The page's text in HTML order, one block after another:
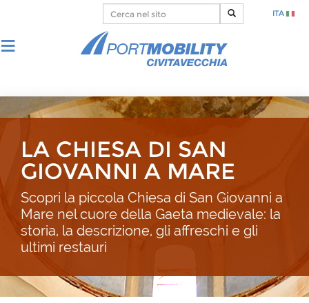
ITA
LA CHIESA DI SAN
GIOVANNI A MARE
Scopri la piccola Chiesa di San Giovanni a
Mare nel cuore della Gaeta medievale: la
storia, la descrizione, gli affreschi e gli
ultimi restauri